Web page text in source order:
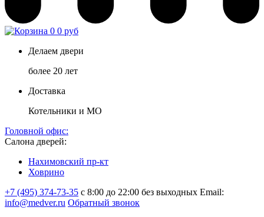
0 0 руб
Делаем двери
более 20 лет
Доставка
Котельники и МО
Головной офис:
Салона дверей:
Нахимовский пр-кт
Ховрино
+7 (495) 374-73-35 с 8:00 до 22:00 без выходных Email:
info@medver.ru Обратный звонок